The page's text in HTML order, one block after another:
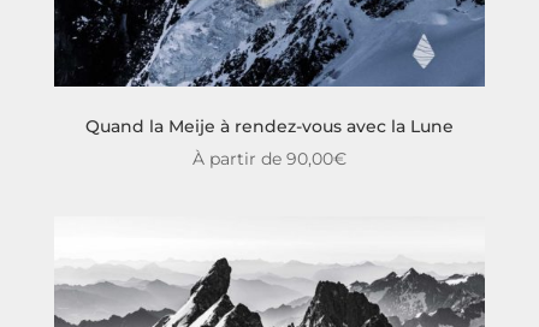
Quand la Meije à rendez-vous avec la Lune
À partir de 90,00€